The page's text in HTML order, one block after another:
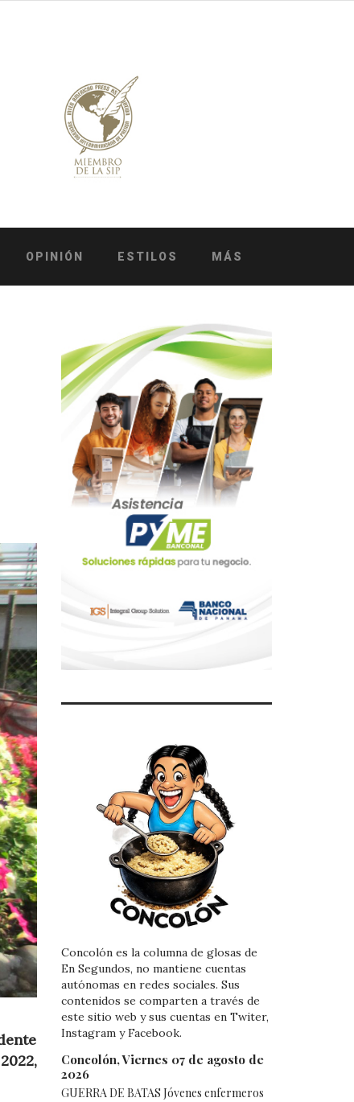
OPINIÓN ESTILOS MÁS
Concolón es la columna de glosas de
En Segundos, no mantiene cuentas
autónomas en redes sociales. Sus
contenidos se comparten a través de
este sitio web y sus cuentas en Twiter,
Instagram y Facebook.
Concolón, Viernes 07 de agosto de
2026
GUERRA DE BATAS Jóvenes enfermeros